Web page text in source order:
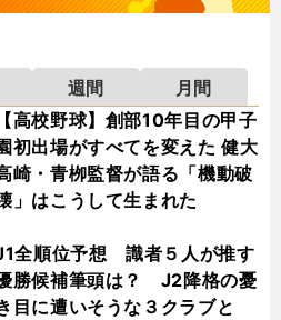
週間
月間
【高校野球】創部10年目の甲子
初出場がすべてを変えた 健大
崎・青栁監督が語る「機動破
」はこうして生まれた
全順位予想 識者５人が推す
勝候補筆頭は？ J2降格の憂
目に遭いそうな３クラブと